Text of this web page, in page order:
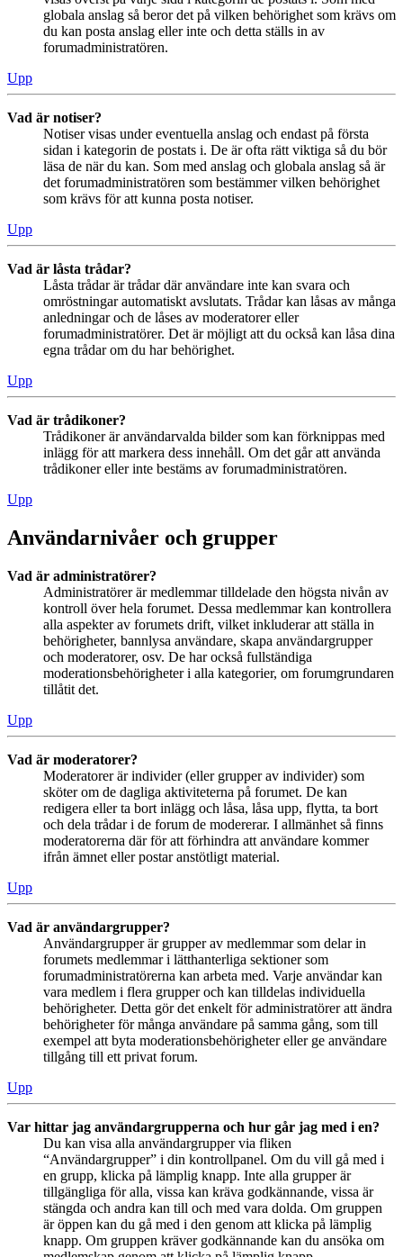
globala anslag så beror det på vilken behörighet som krävs om
du kan posta anslag eller inte och detta ställs in av
forumadministratören.
Upp
Vad är notiser?
Notiser visas under eventuella anslag och endast på första
sidan i kategorin de postats i. De är ofta rätt viktiga så du bör
läsa de när du kan. Som med anslag och globala anslag så är
det forumadministratören som bestämmer vilken behörighet
som krävs för att kunna posta notiser.
Upp
Vad är låsta trådar?
Låsta trådar är trådar där användare inte kan svara och
omröstningar automatiskt avslutats. Trådar kan låsas av många
anledningar och de låses av moderatorer eller
forumadministratörer. Det är möjligt att du också kan låsa dina
egna trådar om du har behörighet.
Upp
Vad är trådikoner?
Trådikoner är användarvalda bilder som kan förknippas med
inlägg för att markera dess innehåll. Om det går att använda
trådikoner eller inte bestäms av forumadministratören.
Upp
Användarnivåer och grupper
Vad är administratörer?
Administratörer är medlemmar tilldelade den högsta nivån av
kontroll över hela forumet. Dessa medlemmar kan kontrollera
alla aspekter av forumets drift, vilket inkluderar att ställa in
behörigheter, bannlysa användare, skapa användargrupper
och moderatorer, osv. De har också fullständiga
moderationsbehörigheter i alla kategorier, om forumgrundaren
tillåtit det.
Upp
Vad är moderatorer?
Moderatorer är individer (eller grupper av individer) som
sköter om de dagliga aktiviteterna på forumet. De kan
redigera eller ta bort inlägg och låsa, låsa upp, flytta, ta bort
och dela trådar i de forum de modererar. I allmänhet så finns
moderatorerna där för att förhindra att användare kommer
ifrån ämnet eller postar anstötligt material.
Upp
Vad är användargrupper?
Användargrupper är grupper av medlemmar som delar in
forumets medlemmar i lätthanterliga sektioner som
forumadministratörerna kan arbeta med. Varje användar kan
vara medlem i flera grupper och kan tilldelas individuella
behörigheter. Detta gör det enkelt för administratörer att ändra
behörigheter för många användare på samma gång, som till
exempel att byta moderationsbehörigheter eller ge användare
tillgång till ett privat forum.
Upp
Var hittar jag användargrupperna och hur går jag med i en?
Du kan visa alla användargrupper via fliken
“Användargrupper” i din kontrollpanel. Om du vill gå med i
en grupp, klicka på lämplig knapp. Inte alla grupper är
tillgängliga för alla, vissa kan kräva godkännande, vissa är
stängda och andra kan till och med vara dolda. Om gruppen
är öppen kan du gå med i den genom att klicka på lämplig
knapp. Om gruppen kräver godkännande kan du ansöka om